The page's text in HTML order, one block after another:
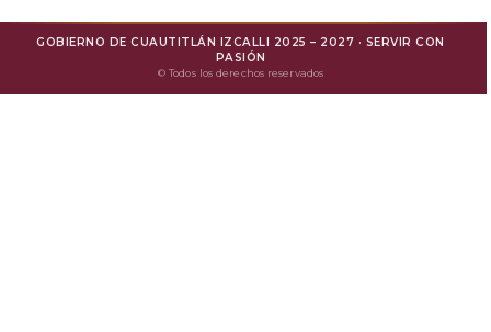
Mejora Regulatoria
GOBIERNO DE CUAUTITLÁN IZCALLI 2025 – 2027 · SERVIR CON
PASIÓN
© Todos los derechos reservados